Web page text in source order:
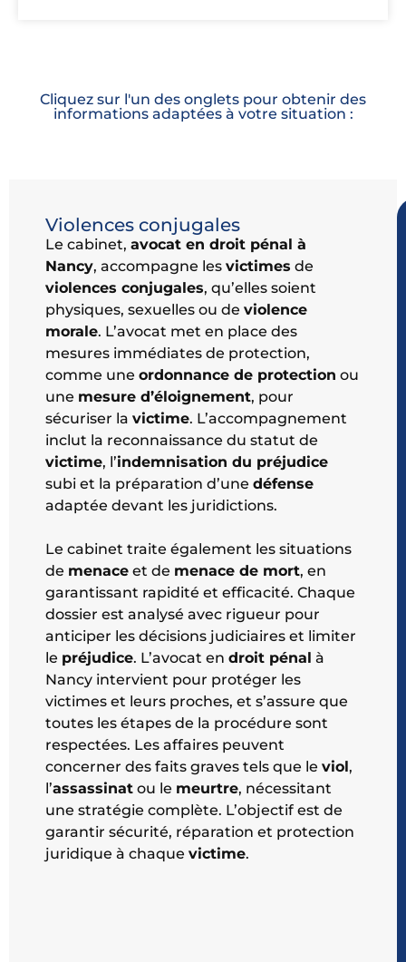
Cliquez sur l'un des onglets pour obtenir des
informations adaptées à votre situation :
Violences conjugales
Le cabinet, avocat en droit pénal à
Nancy, accompagne les victimes de
violences conjugales, qu’elles soient
physiques, sexuelles ou de violence
morale. L’avocat met en place des
mesures immédiates de protection,
comme une ordonnance de protection ou
une mesure d’éloignement, pour
sécuriser la victime. L’accompagnement
inclut la reconnaissance du statut de
victime, l’indemnisation du préjudice
subi et la préparation d’une défense
adaptée devant les juridictions.
Le cabinet traite également les situations
de menace et de menace de mort, en
garantissant rapidité et efficacité. Chaque
dossier est analysé avec rigueur pour
anticiper les décisions judiciaires et limiter
le préjudice. L’avocat en droit pénal à
Nancy intervient pour protéger les
victimes et leurs proches, et s’assure que
toutes les étapes de la procédure sont
respectées. Les affaires peuvent
concerner des faits graves tels que le viol,
l’assassinat ou le meurtre, nécessitant
une stratégie complète. L’objectif est de
garantir sécurité, réparation et protection
juridique à chaque victime.